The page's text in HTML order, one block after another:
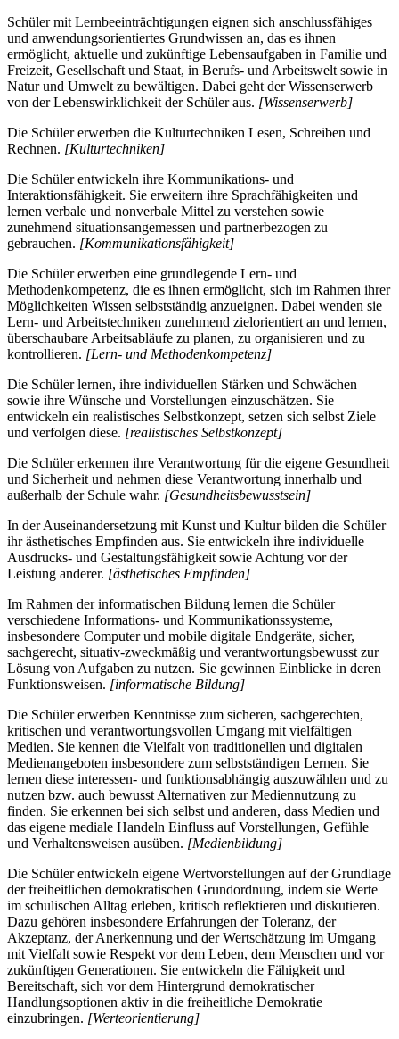
Schüler mit Lernbeeinträchtigungen eignen sich anschlussfähiges
und anwendungsorientiertes Grundwissen an, das es ihnen
ermöglicht, aktuelle und zukünftige Lebensaufgaben in Familie und
Freizeit, Gesellschaft und Staat, in Berufs- und Arbeitswelt sowie in
Natur und Umwelt zu bewältigen. Dabei geht der Wissenserwerb
von der Lebenswirklichkeit der Schüler aus. [Wissenserwerb]
Die Schüler erwerben die Kulturtechniken Lesen, Schreiben und
Rechnen. [Kulturtechniken]
Die Schüler entwickeln ihre Kommunikations- und
Interaktionsfähigkeit. Sie erweitern ihre Sprachfähigkeiten und
lernen verbale und nonverbale Mittel zu verstehen sowie
zunehmend situationsangemessen und partnerbezogen zu
gebrauchen. [Kommunikationsfähigkeit]
Die Schüler erwerben eine grundlegende Lern- und
Methodenkompetenz, die es ihnen ermöglicht, sich im Rahmen ihrer
Möglichkeiten Wissen selbstständig anzueignen. Dabei wenden sie
Lern- und Arbeitstechniken zunehmend zielorientiert an und lernen,
überschaubare Arbeitsabläufe zu planen, zu organisieren und zu
kontrollieren. [Lern- und Methodenkompetenz]
Die Schüler lernen, ihre individuellen Stärken und Schwächen
sowie ihre Wünsche und Vorstellungen einzuschätzen. Sie
entwickeln ein realistisches Selbstkonzept, setzen sich selbst Ziele
und verfolgen diese. [realistisches Selbstkonzept]
Die Schüler erkennen ihre Verantwortung für die eigene Gesundheit
und Sicherheit und nehmen diese Verantwortung innerhalb und
außerhalb der Schule wahr. [Gesundheitsbewusstsein]
In der Auseinandersetzung mit Kunst und Kultur bilden die Schüler
ihr ästhetisches Empfinden aus. Sie entwickeln ihre individuelle
Ausdrucks- und Gestaltungsfähigkeit sowie Achtung vor der
Leistung anderer. [ästhetisches Empfinden]
Im Rahmen der informatischen Bildung lernen die Schüler
verschiedene Informations- und Kommunikationssysteme,
insbesondere Computer und mobile digitale Endgeräte, sicher,
sachgerecht, situativ-zweckmäßig und verantwortungsbewusst zur
Lösung von Aufgaben zu nutzen. Sie gewinnen Einblicke in deren
Funktionsweisen. [informatische Bildung]
Die Schüler erwerben Kenntnisse zum sicheren, sachgerechten,
kritischen und verantwortungsvollen Umgang mit vielfältigen
Medien. Sie kennen die Vielfalt von traditionellen und digitalen
Medienangeboten insbesondere zum selbstständigen Lernen. Sie
lernen diese interessen- und funktionsabhängig auszuwählen und zu
nutzen bzw. auch bewusst Alternativen zur Mediennutzung zu
finden. Sie erkennen bei sich selbst und anderen, dass Medien und
das eigene mediale Handeln Einfluss auf Vorstellungen, Gefühle
und Verhaltensweisen ausüben. [Medienbildung]
Die Schüler entwickeln eigene Wertvorstellungen auf der Grundlage
der freiheitlichen demokratischen Grundordnung, indem sie Werte
im schulischen Alltag erleben, kritisch reflektieren und diskutieren.
Dazu gehören insbesondere Erfahrungen der Toleranz, der
Akzeptanz, der Anerkennung und der Wertschätzung im Umgang
mit Vielfalt sowie Respekt vor dem Leben, dem Menschen und vor
zukünftigen Generationen. Sie entwickeln die Fähigkeit und
Bereitschaft, sich vor dem Hintergrund demokratischer
Handlungsoptionen aktiv in die freiheitliche Demokratie
einzubringen. [Werteorientierung]